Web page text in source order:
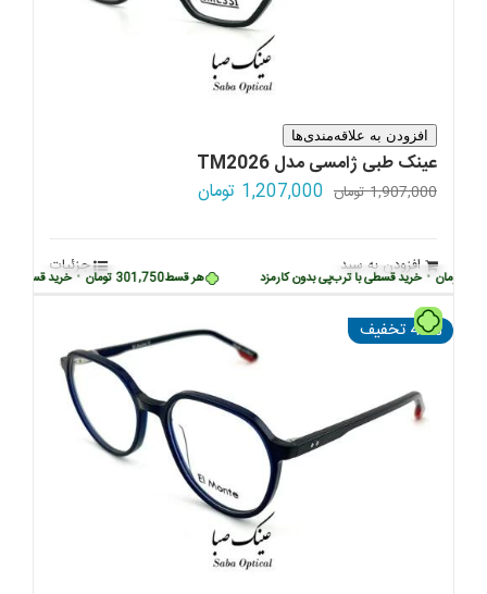
هر قسط301,750تومان • خرید قسطی با خرید قسطی با ترب‌پی بدون کارمزد
افزودن به علاقه‌مندی‌ها
عینک طبی ژامسی مدل TM2026
1,907,000تومان قیمت
بود.
1,207,000 تومان
افزودن به سبد جزئیات
43% تخفیف